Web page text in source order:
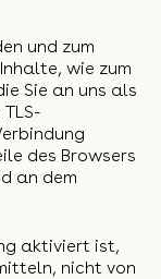
und zum
wie zum
Sie an uns als
des Browsers
an dem
aktiviert ist,
nicht von